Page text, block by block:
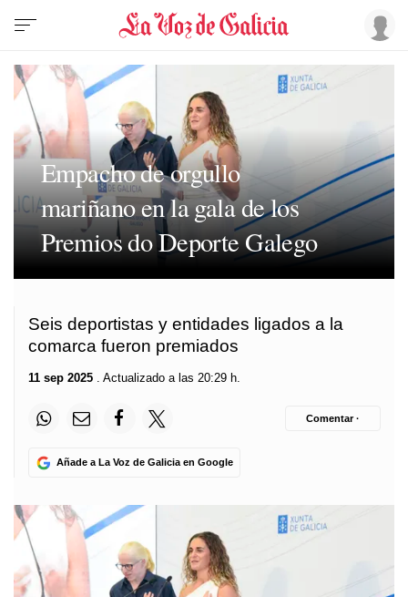
Empacho de orgullo
mariñano en la gala de los
Premios do Deporte Galego
Seis deportistas y entidades ligados a la
comarca fueron premiados
11 sep 2025 . Actualizado a las 20:29 h.
Añade a La Voz de Galicia en Google
Comentar ·